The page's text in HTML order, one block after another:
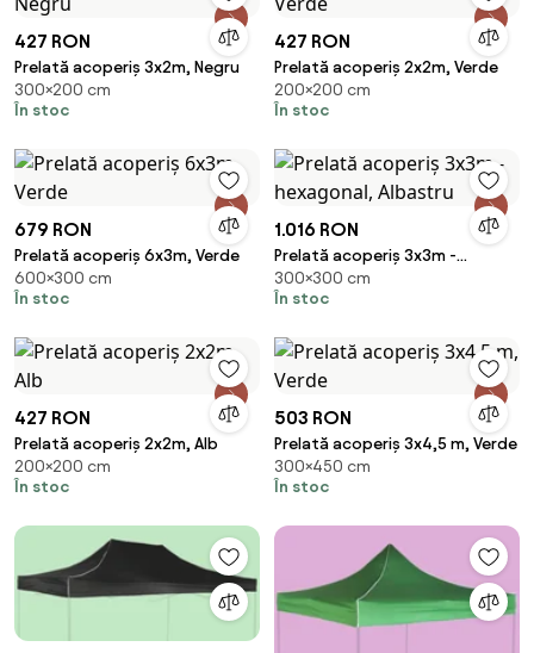
427 RON
Prelată acoperiș 3x2m, Negru
300×200 cm
În stoc
427 RON
Prelată acoperiș 2x2m, Verde
200×200 cm
În stoc
679 RON
Prelată acoperiș 6x3m, Verde
600×300 cm
În stoc
1.016 RON
Prelată acoperiș 3x3m -
hexagonal, Albastru
300×300 cm
În stoc
427 RON
Prelată acoperiș 2x2m, Alb
200×200 cm
În stoc
503 RON
Prelată acoperiș 3x4,5 m, Verde
300×450 cm
În stoc